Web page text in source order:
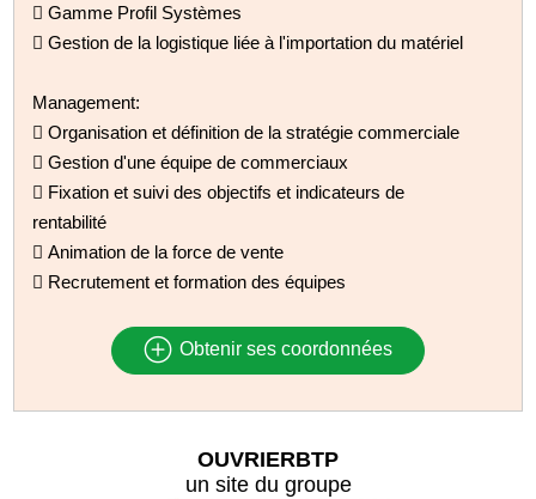
 Gamme Profil Systèmes
 Gestion de la logistique liée à l'importation du matériel
Management:
 Organisation et définition de la stratégie commerciale
 Gestion d'une équipe de commerciaux
 Fixation et suivi des objectifs et indicateurs de
rentabilité
 Animation de la force de vente
 Recrutement et formation des équipes
Obtenir ses coordonnées
OUVRIERBTP
un site du groupe